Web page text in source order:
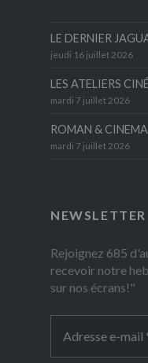
LE DERNIER
jeudi 16 juillet 2026
LES ATELIERS
mardi 7 juillet 2026
ROMAN &
mardi 7 juillet 2026
NEWSLETTER
Rejoignez 685
recevoir notre
sur nos écrans!"